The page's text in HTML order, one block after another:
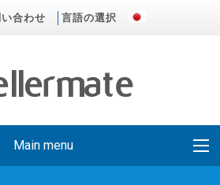
合わせ 言語の選択
Main menu